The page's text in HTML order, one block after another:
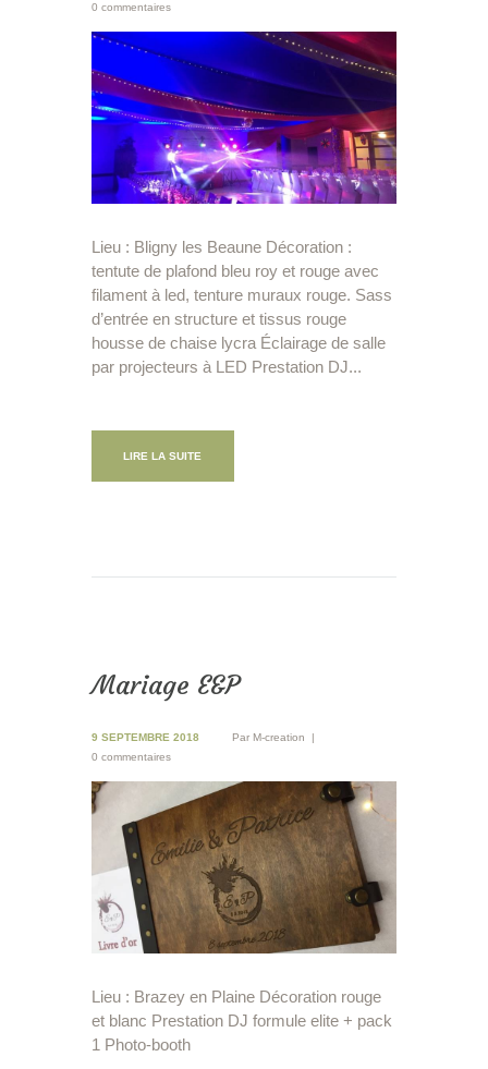
0 commentaires
Lieu : Bligny les Beaune Décoration :
tentute de plafond bleu roy et rouge avec
filament à led, tenture muraux rouge. Sass
d’entrée en structure et tissus rouge
housse de chaise lycra Éclairage de salle
par projecteurs à LED Prestation DJ...
LIRE LA SUITE
Mariage E&P
9 SEPTEMBRE 2018 Par M-creation
0 commentaires
Lieu : Brazey en Plaine Décoration rouge
et blanc Prestation DJ formule elite + pack
1 Photo-booth